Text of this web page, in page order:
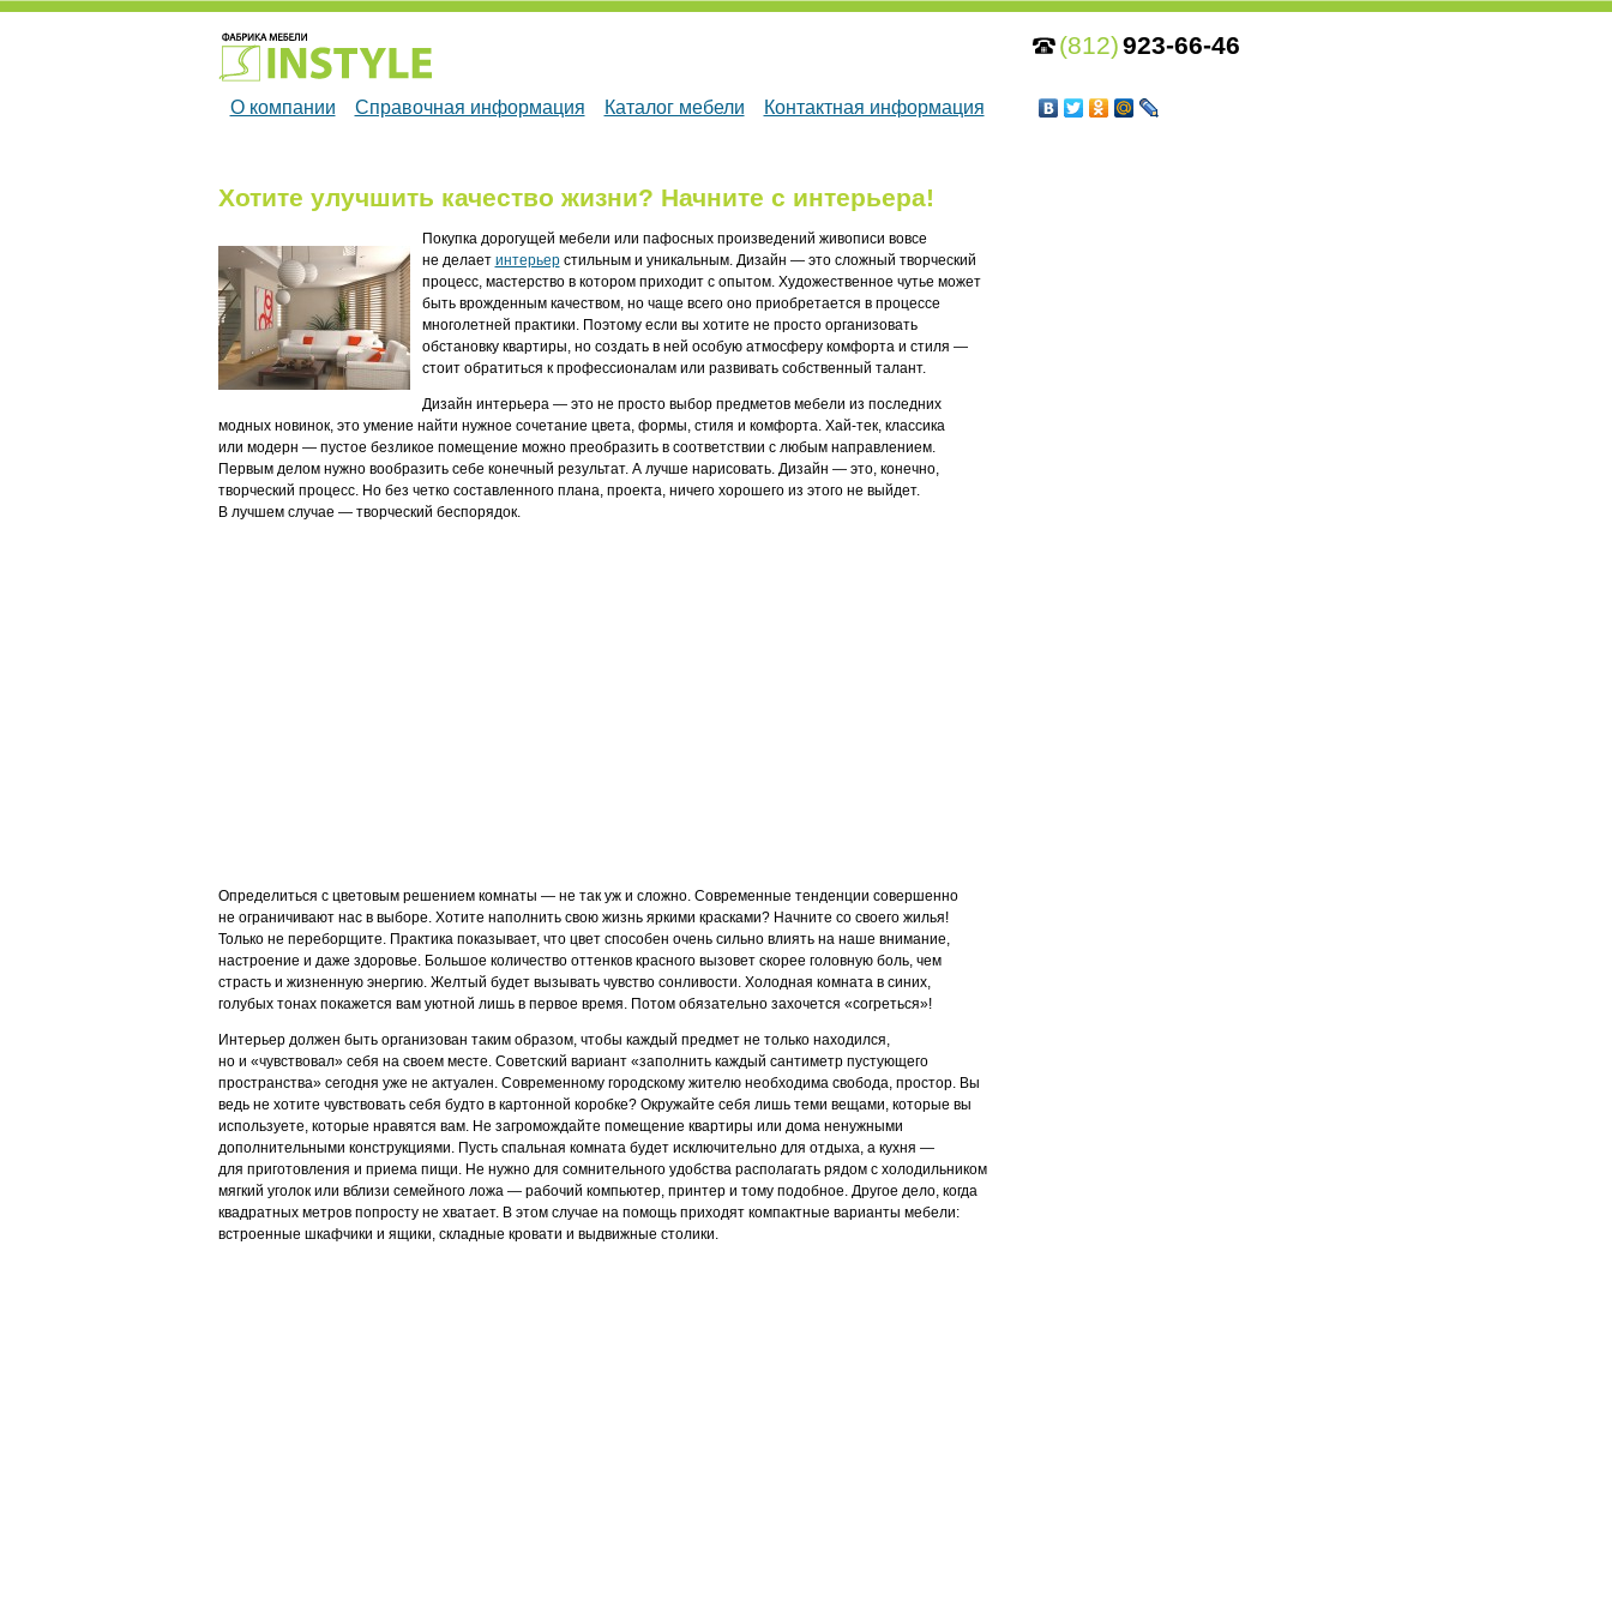
(812)923-66-46
О компании Справочная информация Каталог мебели Контактная информация
Хотите улучшить качество жизни? Начните с интерьера!
Покупка дорогущей мебели или пафосных произведений живописи вовсе
не делает интерьерстильным и уникальным. Дизайн — это сложный творческий
процесс, мастерство в котором приходит с опытом. Художественное чутье может
быть врожденным качеством, но чаще всего оно приобретается в процессе
многолетней практики. Поэтому если вы хотите не просто организовать
обстановку квартиры, но создать в ней особую атмосферу комфорта и стиля —
стоит обратиться к профессионалам или развивать собственный талант.
Дизайн интерьера — это не просто выбор предметов мебели из последних
модных новинок, это умение найти нужное сочетание цвета, формы, стиля и комфорта. Хай-тек,классика
или модерн — пустое безликое помещение можно преобразить в соответствии с любым направлением.
Первым делом нужно вообразить себе конечный результат. А лучше нарисовать. Дизайн — это, конечно,
творческий процесс. Но без четко составленного плана, проекта, ничего хорошего из этого не выйдет.
В лучшем случае — творческий беспорядок.
Определиться с цветовым решением комнаты — не так уж и сложно. Современные тенденции совершенно
не ограничивают нас в выборе. Хотите наполнить свою жизнь яркими красками? Начните со своего жилья!
Только не переборщите. Практика показывает, что цвет способен очень сильно влиять на наше внимание,
настроение и даже здоровье. Большое количество оттенков красного вызовет скорее головную боль, чем
страсть и жизненную энергию. Желтый будет вызывать чувство сонливости. Холодная комната в синих,
голубых тонах покажется вам уютной лишь в первое время. Потом обязательно захочется «согреться»!
Интерьер должен быть организован таким образом, чтобы каждый предмет не только находился,
но и «чувствовал» себя на своем месте. Советский вариант «заполнить каждый сантиметр пустующего
пространства» сегодня уже не актуален. Современному городскому жителю необходима свобода, простор. Вы
ведь не хотите чувствовать себя будто в картонной коробке? Окружайте себя лишь теми вещами, которые вы
используете, которые нравятся вам. Не загромождайте помещение квартиры или дома ненужными
дополнительными конструкциями. Пусть спальная комната будет исключительно для отдыха, а кухня —
для приготовления и приема пищи. Не нужно для сомнительного удобства располагать рядом с холодильником
мягкий уголок или вблизи семейного ложа — рабочий компьютер, принтер и тому подобное. Другое дело, когда
квадратных метров попросту не хватает. В этом случае на помощь приходят компактные варианты мебели:
встроенные шкафчики и ящики, складные кровати и выдвижные столики.